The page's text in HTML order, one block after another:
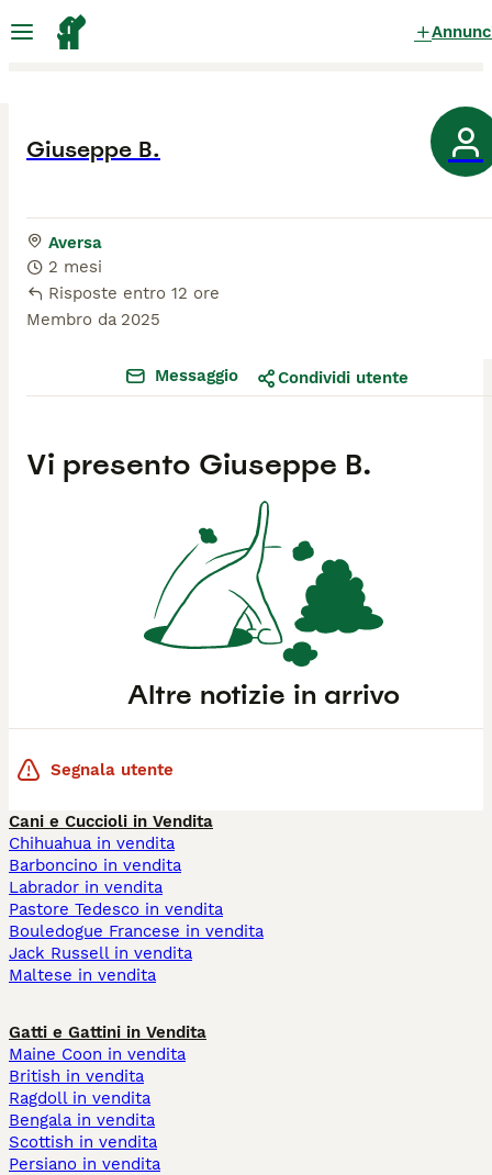
Giuseppe B.
Aversa
2 mesi
Risposte entro 12 ore
Membro da 2025
Vi presento Giuseppe B.
Messaggio Condividi utente
Altre notizie in arrivo
Segnala utente
Cani e Cuccioli in Vendita
Chihuahua in vendita
Barboncino in vendita
Labrador in vendita
Pastore Tedesco in vendita
Bouledogue Francese in vendita
Jack Russell in vendita
Maltese in vendita
Gatti e Gattini in Vendita
Maine Coon in vendita
British in vendita
Ragdoll in vendita
Bengala in vendita
Scottish in vendita
Persiano in vendita